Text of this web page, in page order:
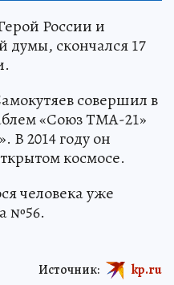
России и
думы, скончался 17
совершил в
«Союз ТМА-21»
В 2014 году он
космосе.
человека уже
№56.
Источник: kp.ru